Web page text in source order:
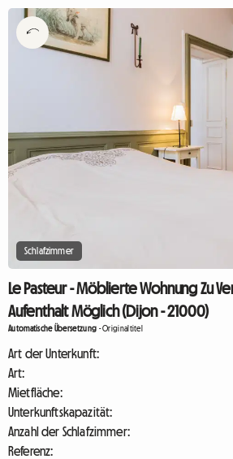
Schlafzimmer
Le Pasteur - Möblierte Wohnung Zu
Aufenthalt Möglich (Dijon - 21000)
Automatische Übersetzung -Originaltitel
Art der Unterkunft:
Art:
Mietfläche:
Unterkunftskapazität:
Anzahl der Schlafzimmer:
Referenz: